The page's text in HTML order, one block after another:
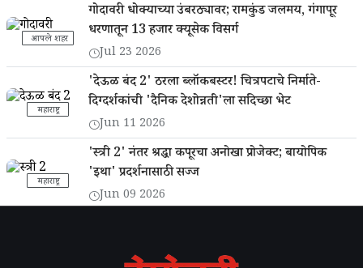
आपले शहर
गोदावरी धोक्याच्या उंबरठ्यावर; रामकुंड जलमय, गंगापूर
धरणातून 13 हजार क्यूसेक विसर्ग
Jul 23 2026
महाराष्ट्र
'देऊळ बंद 2' ठरला ब्लॉकबस्टर! चित्रपटाचे निर्माते-
दिग्दर्शकांची 'दैनिक देशोन्नती'ला सदिच्छा भेट
Jun 11 2026
महाराष्ट्र
'स्त्री 2' नंतर श्रद्धा कपूरचा अनोखा प्रोजेक्ट; बायोपिक
'इथा' प्रदर्शनासाठी सज्ज
Jun 09 2026